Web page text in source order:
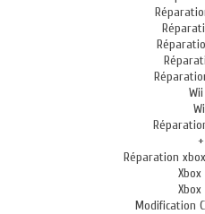
Wii
+
Réparation xbox
Xbox
Xbox
Modification